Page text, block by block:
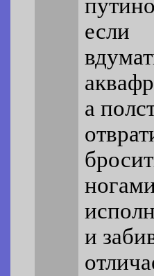
если
а
и